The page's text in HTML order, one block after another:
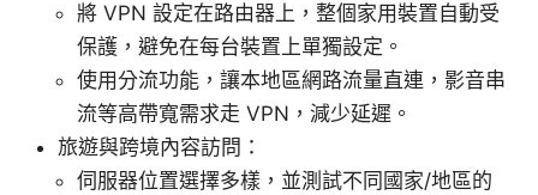
將 VPN 設定在路由器上，整個家用裝置自動受
保護，避免在每台裝置上單獨設定。
使用分流功能，讓本地區網路流量直連，影音串
流等高帶寬需求走 VPN，減少延遲。
旅遊與跨境內容訪問：
伺服器位置選擇多樣，並測試不同國家/地區的